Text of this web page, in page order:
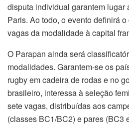
disputa individual garantem lugar
Paris. Ao todo, o evento definirá
vagas da modalidade à capital
O Parapan ainda será
modalidades. Garantem-se os
rugby em cadeira de rodas e no
brasileiro, interessa à seleção
sete vagas, distribuídas aos
(classes BC1/BC2) e pares (BC3